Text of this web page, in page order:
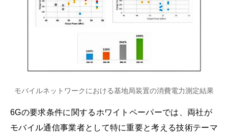
モバイルネットワークにおける基地局装置の消費電力測定結果
6Gの要求条件に関するホワイトペーパーでは、両社が
モバイル通信事業者として特に重要と考える技術テーマ